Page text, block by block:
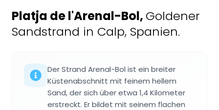
Platja de l'Arenal-Bol, Goldener
Sandstrand in Calp, Spanien.
Der Strand Arenal-Bol ist ein breiter
Küstenabschnitt mit feinem hellem
Sand, der sich über etwa 1,4 Kilometer
erstreckt. Er bildet mit seinem flachen